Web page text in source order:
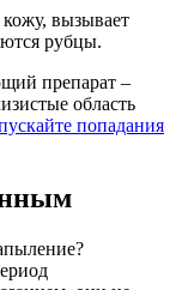
кожу, вызывает
рубцы.
препарат –
область
попадания